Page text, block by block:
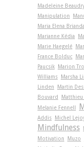
Madeleine
Manipulation
Maria Elena Brianda
Marianne Kédia
Marie Haegelé
France Bolduc
Paucsik Marion
Williams Marsha
Linden
Martin
Bouvard
Melanie Fennell
Addis Michel
Mindfulness
Motivation
Muzo